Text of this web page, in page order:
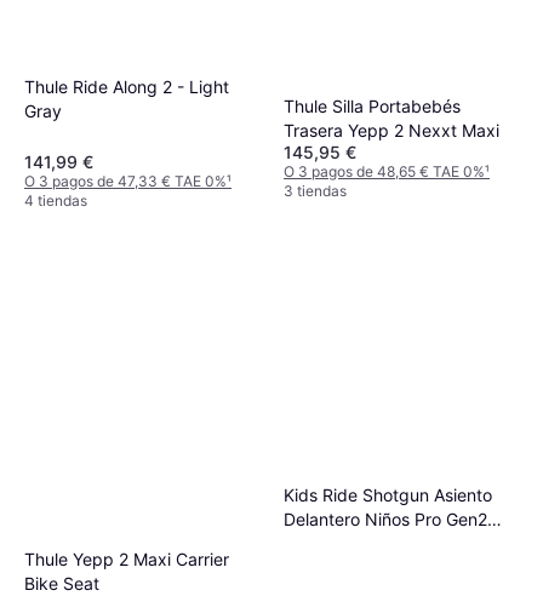
Thule Ride Along 2 - Light
Gray
141,99 €
O 3 pagos de 47,33 € TAE 0%¹
4 tiendas
Thule Silla Portabebés
Trasera Yepp 2 Nexxt Maxi
145,95 €
O 3 pagos de 48,65 € TAE 0%¹
3 tiendas
Thule Yepp 2 Maxi Carrier
Bike Seat
Kids Ride Shotgun Asiento
Delantero Niños Pro Gen2